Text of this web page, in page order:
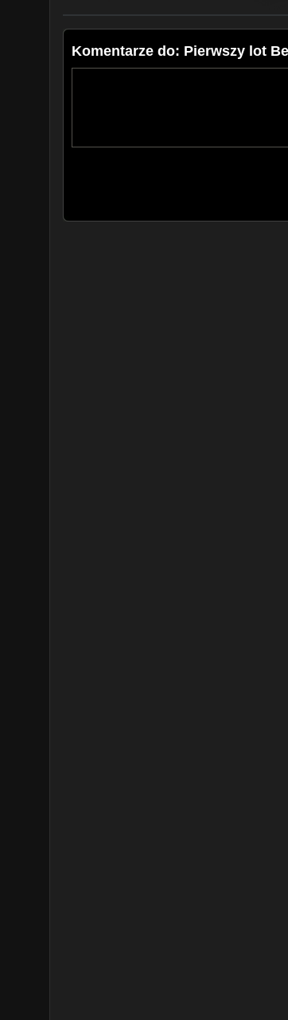
elektronika naprawa repair betafpv
Komentarze do: Pierwszy lot